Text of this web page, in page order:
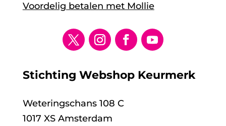
Voordelig betalen met Mollie
Stichting Webshop Keurmerk
Weteringschans 108 C
1017 XS Amsterdam